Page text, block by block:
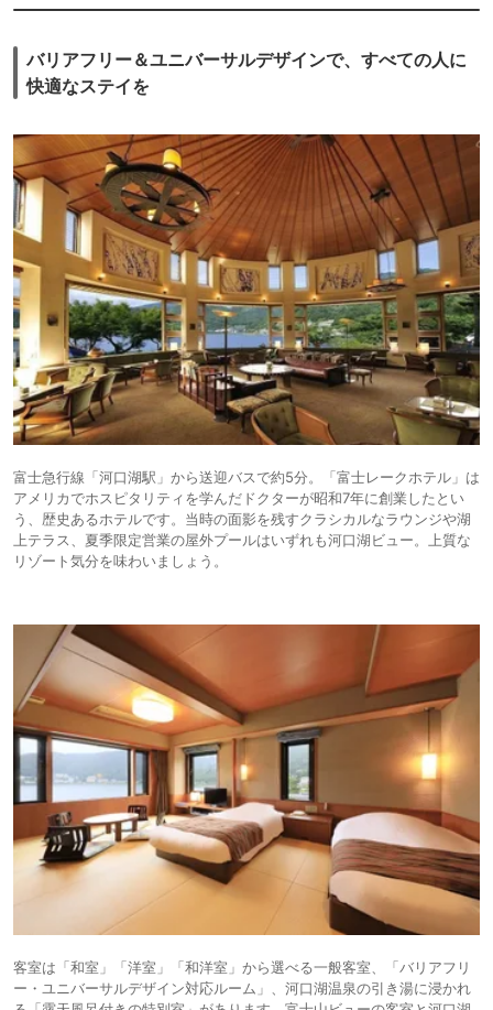
バリアフリー＆ユニバーサルデザインで、すべての人に
快適なステイを
富士急行線「河口湖駅」から送迎バスで約5分。「富士レークホテル」は
アメリカでホスピタリティを学んだドクターが昭和7年に創業したとい
う、歴史あるホテルです。当時の面影を残すクラシカルなラウンジや湖
上テラス、夏季限定営業の屋外プールはいずれも河口湖ビュー。上質な
リゾート気分を味わいましょう。
客室は「和室」「洋室」「和洋室」から選べる一般客室、「バリアフリ
ー・ユニバーサルデザイン対応ルーム」、河口湖温泉の引き湯に浸かれ